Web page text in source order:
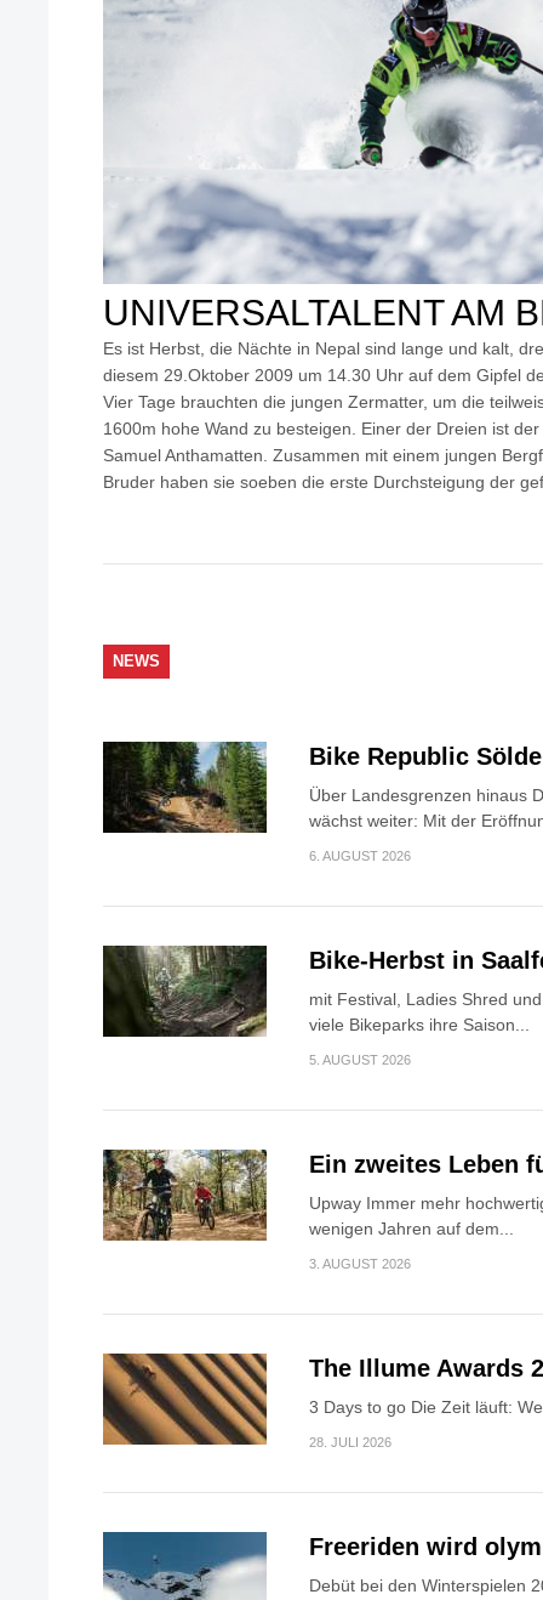
UNIVERSALTALENT AM
Es ist Herbst, die Nächte in Nepal sind lange und kalt,
diesem 29.Oktober 2009 um 14.30 Uhr auf dem Gipfel
Vier Tage brauchten die jungen Zermatter, um die
1600m hohe Wand zu besteigen. Einer der Dreien ist
Samuel Anthamatten. Zusammen mit einem jungen
Bruder haben sie soeben die erste Durchsteigung der
NEWS
Bike Republic
Über Landesgrenzen hinaus
wächst weiter: Mit der
6. AUGUST 2026
Bike-Herbst in
mit Festival, Ladies Shred
viele Bikeparks ihre Saison...
5. AUGUST 2026
Ein zweites Leben
Upway Immer mehr
wenigen Jahren auf dem...
3. AUGUST 2026
The Illume Awards
3 Days to go Die Zeit läuft:
28. JULI 2026
Freeriden wird
Debüt bei den Winterspielen